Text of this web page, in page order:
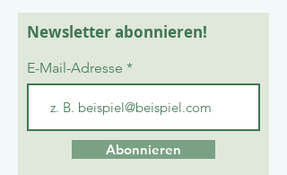
Newsletterabonnieren!
E-Mail-Adresse
Abonnieren